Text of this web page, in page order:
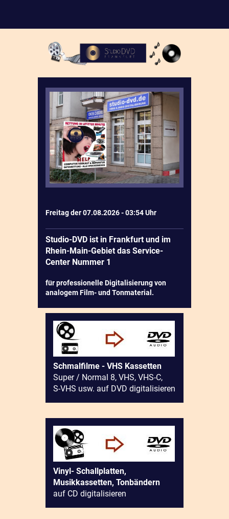
Freitag der 07.08.2026 - 03:54 Uhr
Studio-DVD ist in Frankfurt und im
Rhein-Main-Gebiet das Service-
Center Nummer 1
für professionelle Digitalisierung von
analogem Film- und Tonmaterial.
Schmalfilme - VHS Kassetten
Super / Normal 8, VHS, VHS-C,
S-VHS usw. auf DVD digitalisieren
Vinyl- Schallplatten,
Musikkassetten, Tonbändern
auf CD digitalisieren